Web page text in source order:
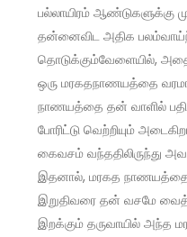
பல்லாயிரம் ஆண்டுகளுக்கு
தன்னைவிட அதிக
தொடுக்கும்வேளையில்,
ஒரு மரகதநாணயத்தை
நாணயத்தை தன் வாளில்
போரிட்டு வெற்றியும்
கைவசம் வந்ததிலிருந்து
இதனால், மரகத நாணயத்தை
இறுதிவரை தன் வசமே
இறக்கும் தருவாயில்